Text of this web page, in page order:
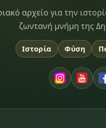
αρχείο για την
ζωντανή μνήμη της
Ιστορία Φύση